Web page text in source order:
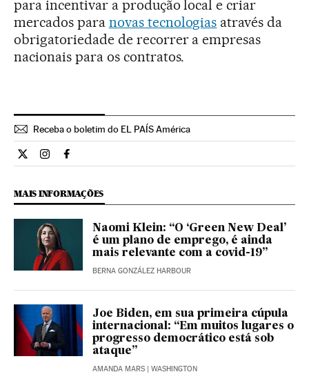
para incentivar a produção local e criar
mercados para novas tecnologias através da
obrigatoriedade de recorrer a empresas
nacionais para os contratos.
Receba o boletim do EL PAÍS América
Internacional El País Brasil en Twitter
Internacional El País Brasil en Instagram
Internacional El País Brasil en Facebook
MAIS INFORMAÇÕES
Naomi Klein: “O ‘Green New Deal’
é um plano de emprego, é ainda
mais relevante com a covid-19”
BERNA GONZÁLEZ HARBOUR
Joe Biden, em sua primeira cúpula
internacional: “Em muitos lugares o
progresso democrático está sob
ataque”
AMANDA MARS | WASHINGTON